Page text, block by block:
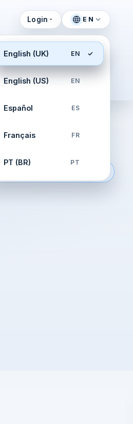
Login EN
English (UK) EN
English (US) EN
Español ES
Français FR
PT (BR) PT